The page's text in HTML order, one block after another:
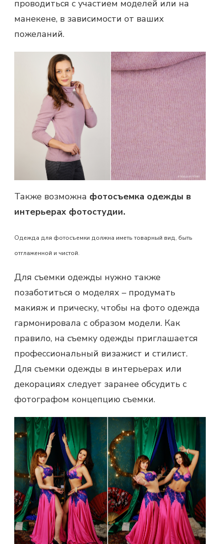
проводиться с участием моделей или на
манекене, в зависимости от ваших
пожеланий.
Также возможна фотосъемка одежды в
интерьерах фотостудии.
Одежда для фотосъемки должна иметь товарный вид, быть
отглаженной и чистой.
Для съемки одежды нужно также
позаботиться о моделях – продумать
макияж и прическу, чтобы на фото одежда
гармонировала с образом модели. Как
правило, на съемку одежды приглашается
профессиональный визажист и стилист.
Для съемки одежды в интерьерах или
декорациях следует заранее обсудить с
фотографом концепцию съемки.